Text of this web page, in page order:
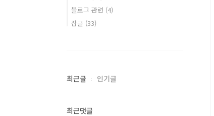
블로그 관련 (4)
잡글 (33)
최근글 인기글
최근댓글